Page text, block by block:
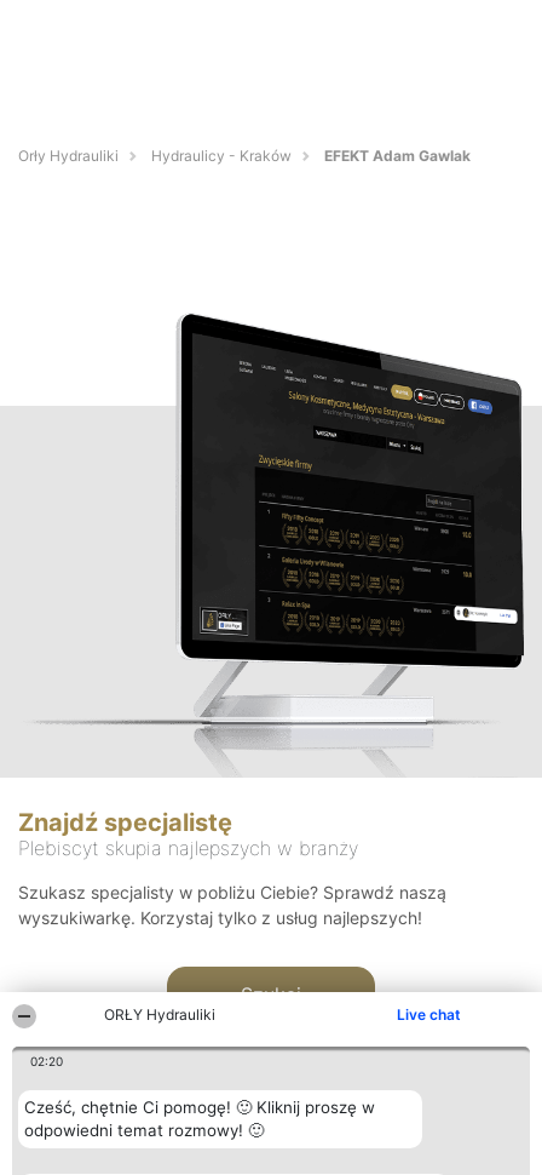
ORŁY Hydrauliki Live chat
02:20
Cześć, chętnie Ci pomogę! 🙂 Kliknij proszę w
odpowiedni temat rozmowy! 🙂
Orły Hydrauliki Hydraulicy - Kraków EFEKT Adam Gawlak
Znajdź specjalistę
Plebiscyt skupia najlepszych w branży
Szukasz specjalisty w pobliżu Ciebie? Sprawdź naszą
wyszukiwarkę. Korzystaj tylko z usług najlepszych!
Szukaj